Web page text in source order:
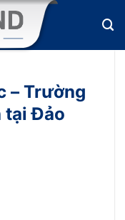
– Trường
tại Đảo